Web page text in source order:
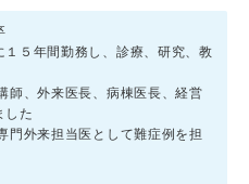
１５年間勤務し、診療、研究、教
師、外来医長、病棟医長、経営
した
門外来担当医として難症例を担